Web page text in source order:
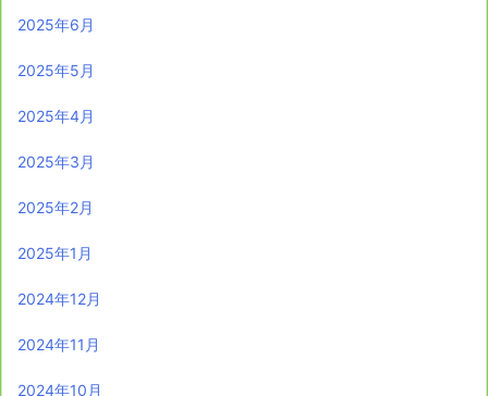
2025年6月
2025年5月
2025年4月
2025年3月
2025年2月
2025年1月
2024年12月
2024年11月
2024年10月